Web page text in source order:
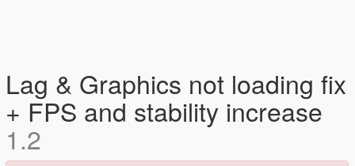
Lag & Graphics not loading fix
+ FPS and stability increase
1.2